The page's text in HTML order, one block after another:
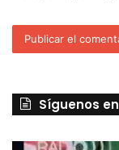
Síguenos